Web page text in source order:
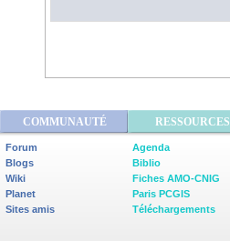
COMMUNAUTÉ RESSOURCES
Forum
Blogs
Wiki
Planet
Sites amis
Agenda
Biblio
Fiches AMO-CNIG
Paris PCGIS
Téléchargements